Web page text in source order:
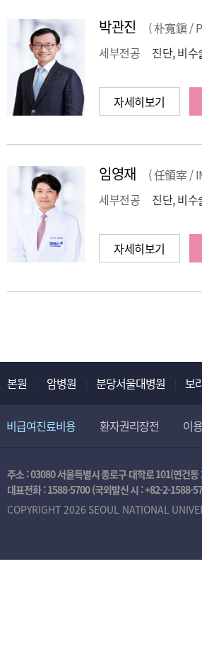
박관진 ( 朴寬鎭 /
세부전공
진단, 비
자세히보기
임영재 ( 任領宰 /
세부전공
진단, 비
자세히보기
본원 암병원 분당서울대병원 보
비급여진료비용 환자권리장전 이
주소 : 03080 서울특별시 종로구 대학로 101(연건동
대표전화 :1588-5700(국외발신 시 :+82-2-1588-
COPYRIGHT 2026 SEOUL NATIONAL